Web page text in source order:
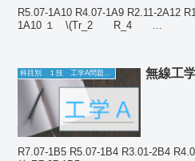
R5.07-1A10 R4.07-1A9 R2.11-2A12 R1.07-1A10 解答へ 解答 R5.07-
1A10 １ \(Tr_2 R_4 ...
科目別 １技 工学A問題一覧 無線工
R7.07-1B5 R5.07-1B4 R3.01-2B4 R4.07-2A19 H31.01-1A18 解答へ 解